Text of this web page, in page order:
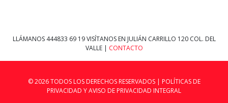
LLÁMANOS 444833 69 19VISÍTANOS EN JULIÁN CARRILLO 120 COL. DEL
VALLE | CONTACTO
© 2026 TODOS LOS DERECHOS RESERVADOS | POLÍTICAS DE
PRIVACIDAD Y AVISO DE PRIVACIDAD INTEGRAL